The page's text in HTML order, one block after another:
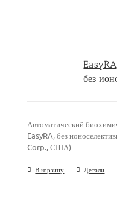
без
Автоматический
EasyRA, без
Corp., США)
В корзину Детали